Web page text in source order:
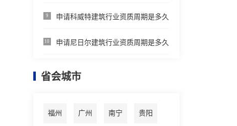
9 申请科威特建筑行业资质周期是多久
10 申请尼日尔建筑行业资质周期是多久
省会城市
福州 广州 南宁 贵阳